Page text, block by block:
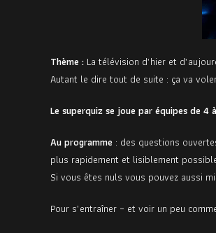
Thème : La télévision d’hier et
Autant le dire tout de suite : ça va
Le superquiz se joue par équipes de
Au programme : des questions
plus rapidement et lisiblement
Si vous êtes nuls vous pouvez aussi
Pour s’entraîner – et voir un peu